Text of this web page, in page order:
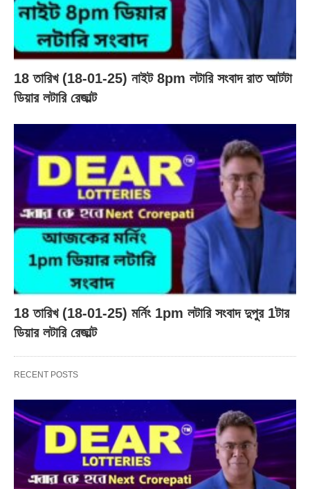
18 তারিখ (18-01-25) নাইট 8pm লটারি সংবাদ রাত আটটা
ডিয়ার লটারি রেজাল্ট
18 তারিখ (18-01-25) মর্নিং 1pm লটারি সংবাদ দুপুর 1টার
ডিয়ার লটারি রেজাল্ট
RECENT POSTS